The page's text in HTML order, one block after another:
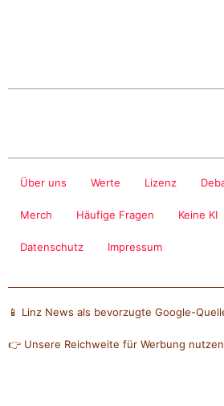
Über uns Werte Lizenz
Merch Häufige Fragen Keine KI
Datenschutz Impressum
📱 Linz News als bevorzugte Google-
👉 Unsere Reichweite für Werbung